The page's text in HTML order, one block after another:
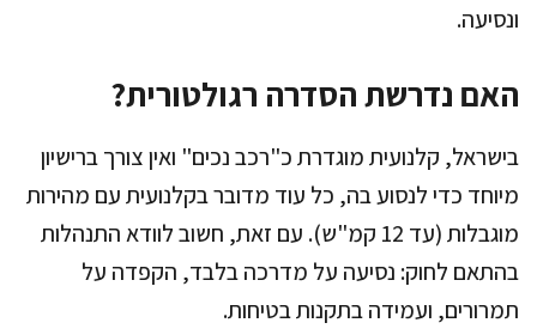
ונסיעה.
האם נדרשת הסדרה רגולטורית?
בישראל, קלנועית מוגדרת כ"רכב נכים" ואין צורך ברישיון
מיוחד כדי לנסוע בה, כל עוד מדובר בקלנועית עם מהירות
מוגבלות (עד 12 קמ"ש). עם זאת, חשוב לוודא התנהלות
בהתאם לחוק: נסיעה על מדרכה בלבד, הקפדה על
תמרורים, ועמידה בתקנות בטיחות.